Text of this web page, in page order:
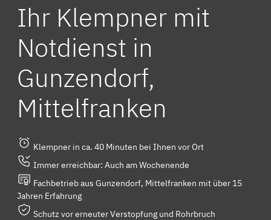
Ihr Klempner mit
Notdienst in
Gunzendorf,
Mittelfranken
Klempner in ca. 40 Minuten bei Ihnen vor Ort
Immer erreichbar: Auch am Wochenende
Fachbetrieb aus Gunzendorf, Mittelfranken mit über 15
Jahren Erfahrung
Schutz vor erneuter Verstopfung und Rohrbruch